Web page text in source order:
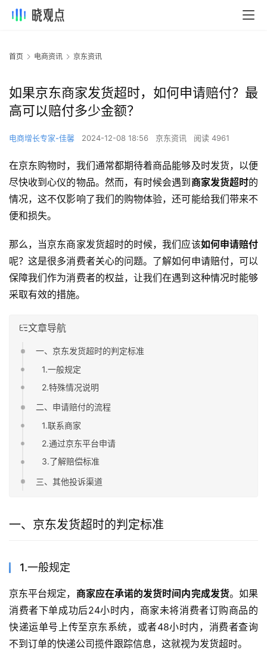
首页 电商资讯 京东资讯
如果京东商家发货超时，如何申请赔付？最
高可以赔付多少金额？
电商增长专家-佳馨 2024-12-08 18:56 京东资讯 阅读 4961
在京东购物时，我们通常都期待着商品能够及时发货，以便
尽快收到心仪的物品。然而，有时候会遇到 商家发货超时的
情况，这不仅影响了我们的购物体验，还可能给我们带来不
便和损失。
那么，当京东商家发货超时的时候，我们应该如何申请赔付
呢？这是很多消费者关心的问题。了解如何申请赔付，可以
保障我们作为消费者的权益，让我们在遇到这种情况时能够
采取有效的措施。
文章导航
一、京东发货超时的判定标准
1.一般规定
2.特殊情况说明
二、申请赔付的流程
1.联系商家
2.通过京东平台申请
3.了解赔偿标准
三、其他投诉渠道
一、京东发货超时的判定标准
1.一般规定
京东平台规定， 商家应在承诺的发货时间内完成发货。如果
消费者下单成功后24小时内，商家未将消费者订购商品的
快递运单号上传至京东系统，或者48小时内，消费者查询
不到订单的快递公司揽件跟踪信息，这就视为发货超时。